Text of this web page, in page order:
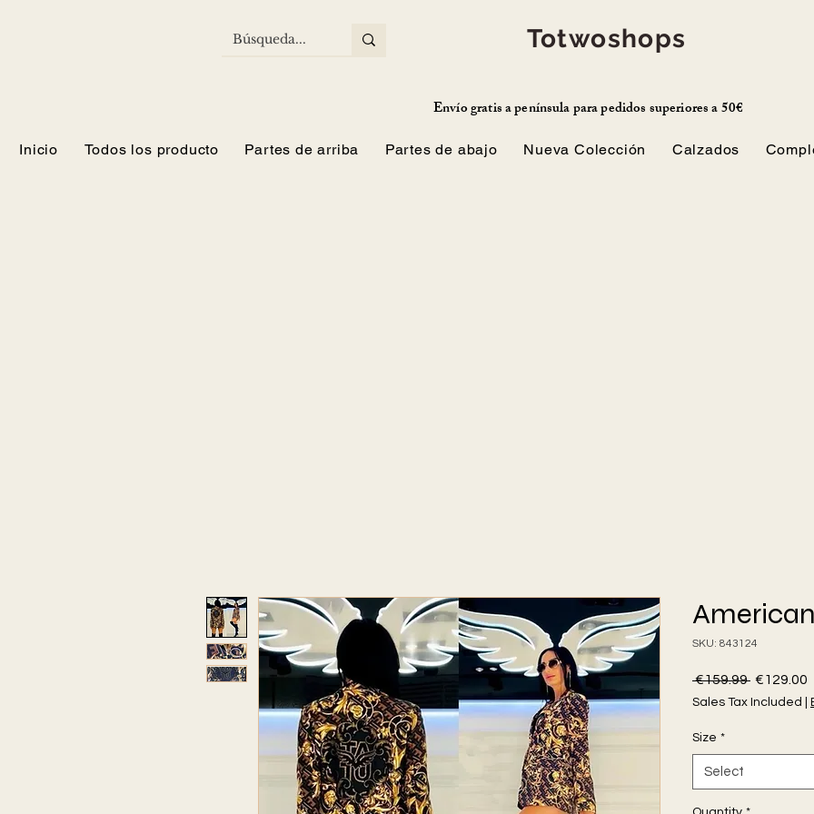
Totwoshops
Envío gratis a península para pedidos superiores a 50€
Inicio Todos los producto Partes de arriba Partes de abajo Nueva Colección Calzados
SKU: 843124
€159.99 Regular
€129.00
Sales Tax Included
Size *
Select